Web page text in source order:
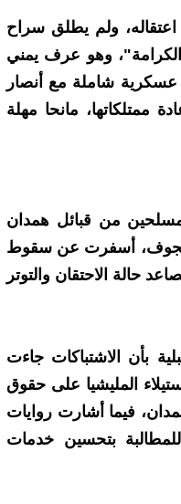
بن فدغم بعد 50 يوما من اعتقاله، ولم يطلق سراح
الكرامة"، وهو عرف يمني
عسكرية شاملة مع أنصار
ممتلكاتها، مانحا مهلة
من قبائل همدان
الجوف، أسفرت عن سقوط
حالة الاحتقان والتوتر
بأن الاشتباكات جاءت
المليشيا على حقوق
فيما أشارت روايات
بتحسين خدمات